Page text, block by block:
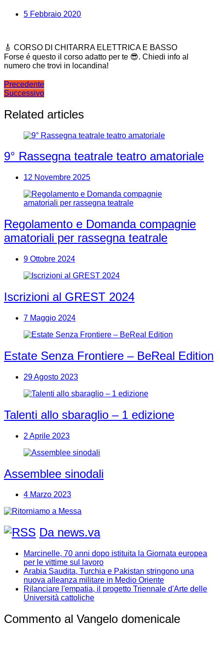
5 Febbraio 2020
🎸 CORSO DI CHITARRA ELETTRICA E BASSO
Forse é questo il corso adatto per te 😎. Chiedi info al
numero che trovi in locandina!
Navigazione
articoli
Precedente
Successivo
Related articles
9° Rassegna teatrale teatro amatoriale
12 Novembre 2025
Regolamento e Domanda compagnie
amatoriali per rassegna teatrale
9 Ottobre 2024
Iscrizioni al GREST 2024
7 Maggio 2024
Estate Senza Frontiere – BeReal Edition
29 Agosto 2023
Talenti allo sbaraglio – 1 edizione
2 Aprile 2023
Assemblee sinodali
4 Marzo 2023
Da news.va
Marcinelle, 70 anni dopo istituita la Giornata europea
per le vittime sul lavoro
Arabia Saudita, Turchia e Pakistan stringono una
nuova alleanza militare in Medio Oriente
Rilanciare l'empatia, il progetto Triennale d'Arte delle
Università cattoliche
Commento al Vangelo domenicale